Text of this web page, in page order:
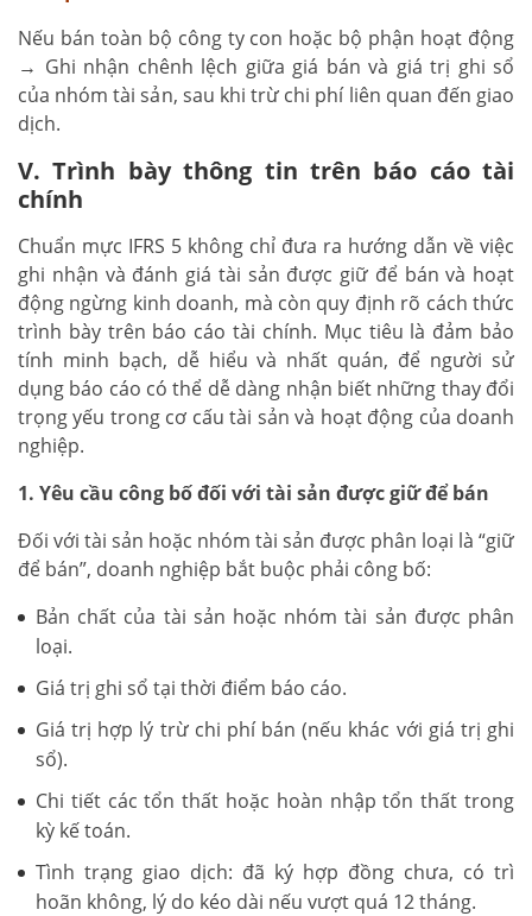
Nếu bán toàn bộ công ty con hoặc bộ phận hoạt động
→ Ghi nhận chênh lệch giữa giá bán và giá trị ghi sổ
của nhóm tài sản, sau khi trừ chi phí liên quan đến giao
dịch.
V. Trình bày thông tin trên báo cáo tài
chính
Chuẩn mực IFRS 5 không chỉ đưa ra hướng dẫn về việc
ghi nhận và đánh giá tài sản được giữ để bán và hoạt
động ngừng kinh doanh, mà còn quy định rõ cách thức
trình bày trên báo cáo tài chính. Mục tiêu là đảm bảo
tính minh bạch, dễ hiểu và nhất quán, để người sử
dụng báo cáo có thể dễ dàng nhận biết những thay đổi
trọng yếu trong cơ cấu tài sản và hoạt động của doanh
nghiệp.
1. Yêu cầu công bố đối với tài sản được giữ để bán
Đối với tài sản hoặc nhóm tài sản được phân loại là “giữ
để bán”, doanh nghiệp bắt buộc phải công bố:
Bản chất của tài sản hoặc nhóm tài sản được phân
loại.
Giá trị ghi sổ tại thời điểm báo cáo.
Giá trị hợp lý trừ chi phí bán (nếu khác với giá trị ghi
sổ).
Chi tiết các tổn thất hoặc hoàn nhập tổn thất trong
kỳ kế toán.
Tình trạng giao dịch: đã ký hợp đồng chưa, có trì
hoãn không, lý do kéo dài nếu vượt quá 12 tháng.